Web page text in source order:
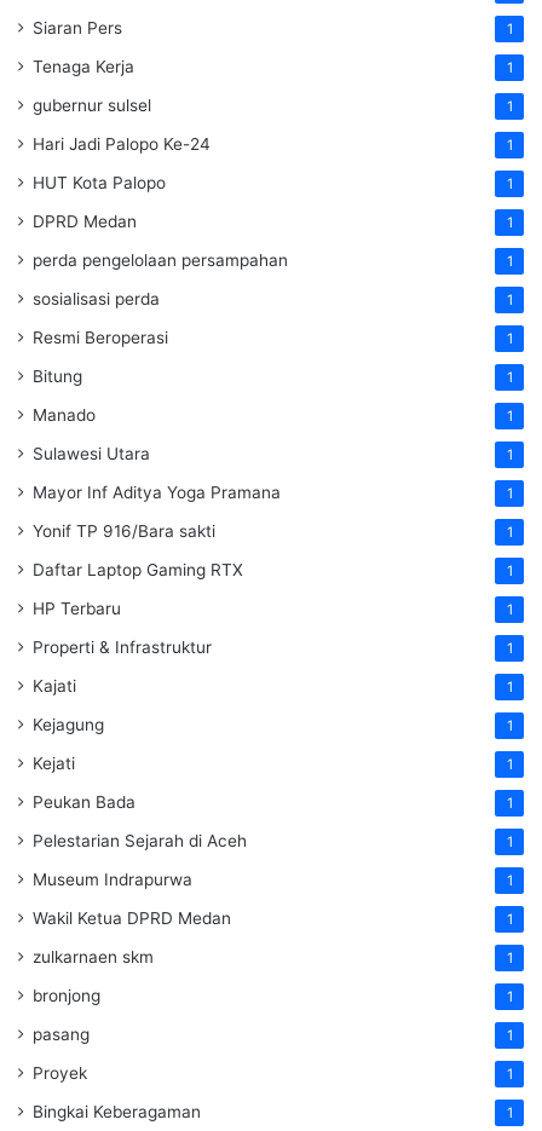
Siaran Pers 1
Tenaga Kerja 1
gubernur sulsel 1
Hari Jadi Palopo Ke-24 1
HUT Kota Palopo 1
DPRD Medan 1
perda pengelolaan persampahan 1
sosialisasi perda 1
Resmi Beroperasi 1
Bitung 1
Manado 1
Sulawesi Utara 1
Mayor Inf Aditya Yoga Pramana 1
Yonif TP 916/Bara sakti 1
Daftar Laptop Gaming RTX 1
HP Terbaru 1
Properti & Infrastruktur 1
Kajati 1
Kejagung 1
Kejati 1
Peukan Bada 1
Pelestarian Sejarah di Aceh 1
Museum Indrapurwa 1
Wakil Ketua DPRD Medan 1
zulkarnaen skm 1
bronjong 1
pasang 1
Proyek 1
Bingkai Keberagaman 1